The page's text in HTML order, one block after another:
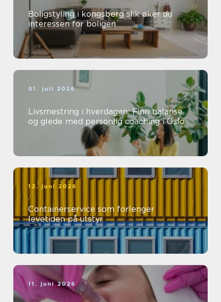
Boligstyling i kongsberg slik øker du
interessen for boligen
01. juli 2026
Livsmestring i hverdagen: Finn balanse
og glede med personlig coaching i Oslo
12. juni 2026
Containerservice som forlenger
levetiden på utstyr
11. juni 2026